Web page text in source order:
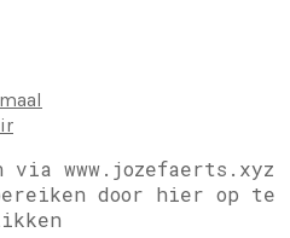
via www.jozefaerts.xyz
door hier op te